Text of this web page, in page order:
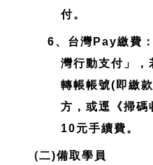
付。
6、台灣Pay繳費
灣行動支付」，
轉帳帳號(即繳
方，或逕《掃碼
10元手續費。
(二)備取學員